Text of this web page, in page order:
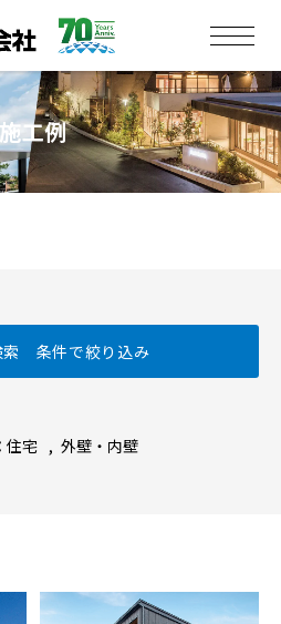
施工例
索 条件で絞り込み
住宅 外壁・内壁